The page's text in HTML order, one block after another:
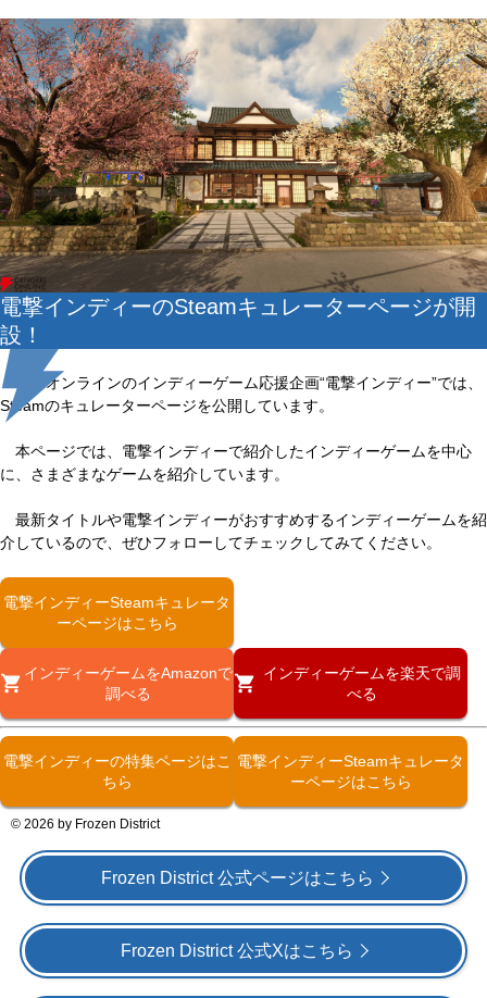
電撃インディーのSteamキュレーターページが開
設！
電撃オンラインのインディーゲーム応援企画“電撃インディー”では、
Steamのキュレーターページを公開しています。
本ページでは、電撃インディーで紹介したインディーゲームを中心
に、さまざまなゲームを紹介しています。
最新タイトルや電撃インディーがおすすめするインディーゲームを紹
介しているので、ぜひフォローしてチェックしてみてください。
電撃インディーSteamキュレータ
ーページはこちら
インディーゲームをAmazonで
調べる
インディーゲームを楽天で調
べる
電撃インディーの特集ページはこ
ちら
電撃インディーSteamキュレータ
ーページはこちら
© 2026 by Frozen District
Frozen District 公式ページはこちら
Frozen District 公式Xはこちら